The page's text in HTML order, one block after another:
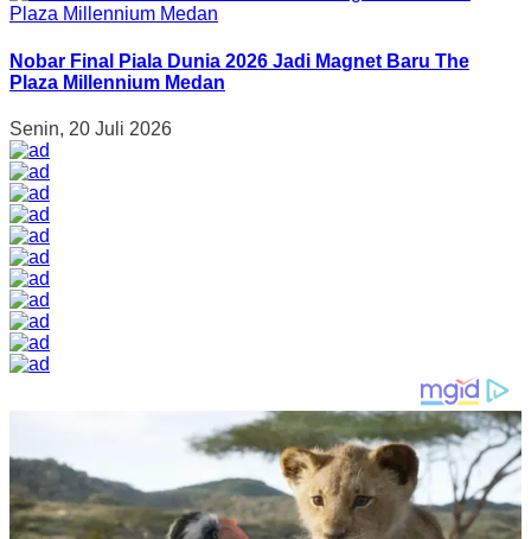
Nobar Final Piala Dunia 2026 Jadi Magnet Baru The
Plaza Millennium Medan
Senin, 20 Juli 2026